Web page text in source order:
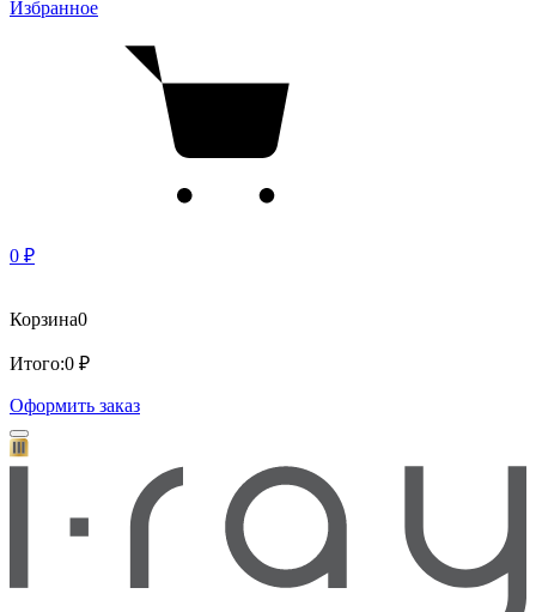
Избранное
0 ₽
Корзина0
Итого:0 ₽
Оформить заказ